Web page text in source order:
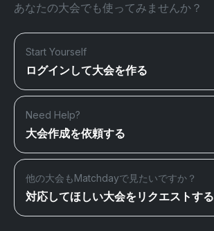
あなたの大会でも使ってみませんか？
Start Yourself
ログインして大会を作る
Need Help?
大会作成を依頼する
他の大会もMatchdayで見たいですか？
対応してほしい大会をリクエストする